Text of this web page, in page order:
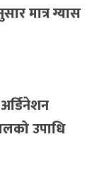
मात्र ग्यास
उपाधि